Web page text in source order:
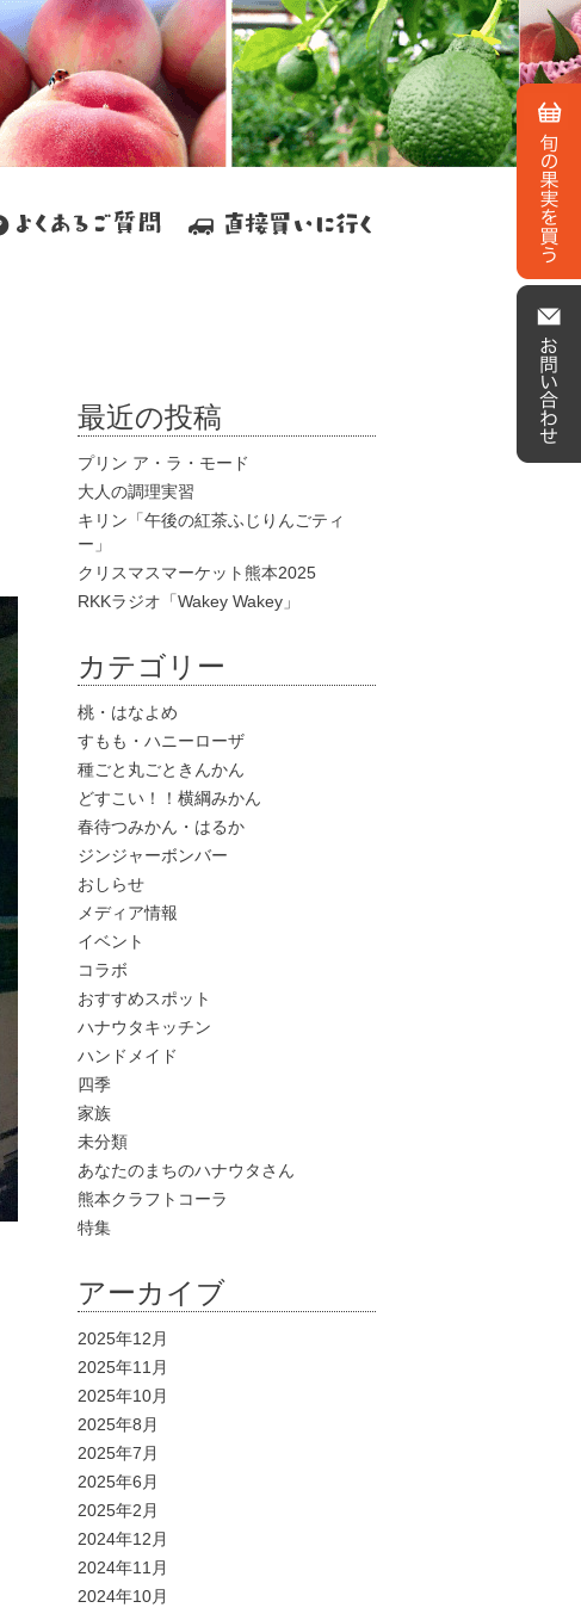
最近の投稿
プリン ア・ラ・モード
大人の調理実習
キリン「午後の紅茶ふじりんごティ
ー」
クリスマスマーケット熊本2025
RKKラジオ「Wakey Wakey」
カテゴリー
桃・はなよめ
すもも・ハニーローザ
種ごと丸ごときんかん
どすこい！！横綱みかん
春待つみかん・はるか
ジンジャーボンバー
おしらせ
メディア情報
イベント
コラボ
おすすめスポット
ハナウタキッチン
ハンドメイド
四季
家族
未分類
あなたのまちのハナウタさん
熊本クラフトコーラ
特集
アーカイブ
2025年12月
2025年11月
2025年10月
2025年8月
2025年7月
2025年6月
2025年2月
2024年12月
2024年11月
2024年10月